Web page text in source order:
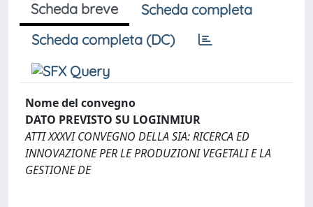
Scheda breve
Scheda completa
Scheda completa (DC)
Nome del convegno
DATO PREVISTO SU LOGINMIUR
ATTI XXXVI CONVEGNO DELLA SIA: RICERCA ED
INNOVAZIONE PER LE PRODUZIONI VEGETALI E LA
GESTIONE DE